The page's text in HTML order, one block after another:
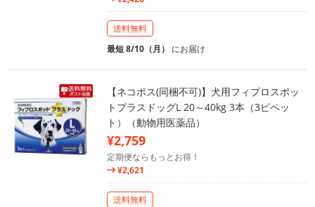
送料無料
最短 8/10（月） にお届け
【ネコポス(同梱不可)】犬用フィプロスポッ
トプラスドッグL 20～40kg 3本（3ピペッ
ト）（動物用医薬品）
¥2,759
定期便ならもっとお得！
¥2,621
送料無料